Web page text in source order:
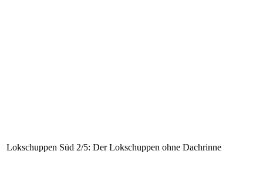
Lokschuppen Süd 2/5: Der Lokschuppen ohne Dachrinne